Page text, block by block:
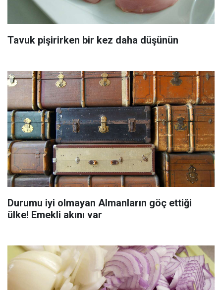
Tavuk pişirirken bir kez daha düşünün
Durumu iyi olmayan Almanların göç ettiği
ülke! Emekli akını var